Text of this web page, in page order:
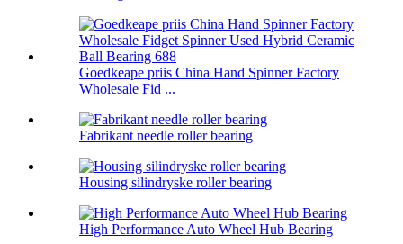
Goedkeape priis China Hand Spinner Factory
Wholesale Fid ...
Fabrikant needle roller bearing
Housing silindryske roller bearing
High Performance Auto Wheel Hub Bearing